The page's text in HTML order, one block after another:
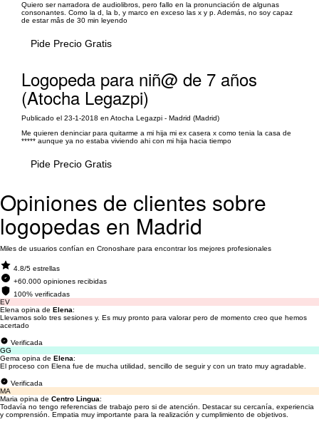
Quiero ser narradora de audiolibros, pero fallo en la pronunciación de algunas
consonantes. Como la d, la b, y marco en exceso las x y p. Además, no soy capaz
de estar mâs de 30 min leyendo
Pide Precio Gratis
Logopeda para niñ@ de 7 años
(Atocha Legazpi)
Publicado el 23-1-2018 en Atocha Legazpi - Madrid (Madrid)
Me quieren deninciar para quitarme a mi hija mi ex casera x como tenia la casa de
***** aunque ya no estaba viviendo ahi con mi hija hacia tiempo
Pide Precio Gratis
Opiniones de clientes sobre
logopedas en Madrid
Miles de usuarios confían en Cronoshare para encontrar los mejores profesionales
4.8/5 estrellas
+60.000 opiniones recibidas
100% verificadas
EV
Elena opina de Elena:
Llevamos solo tres sesiones y. Es muy pronto para valorar pero de momento creo que hemos
acertado
Verificada
GG
Gema opina de Elena:
El proceso con Elena fue de mucha utilidad, sencillo de seguir y con un trato muy agradable.
Verificada
MA
Maria opina de Centro Lingua:
Todavía no tengo referencias de trabajo pero si de atención. Destacar su cercanía, experiencia
y comprensión. Empatia muy importante para la realización y cumplimiento de objetivos.